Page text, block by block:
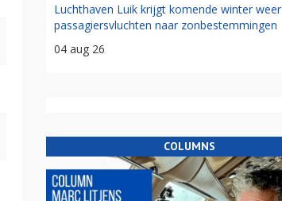
Luchthaven Luik krijgt komende winter weer
passagiersvluchten naar zonbestemmingen
04 aug 26
COLUMNS